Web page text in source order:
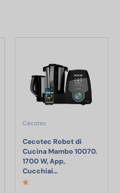
Caraffa Havana Easy,
Cecotec
Cecotec Robot di
Cucina Mambo 10070.
1700 W, App,
Cucchiai…